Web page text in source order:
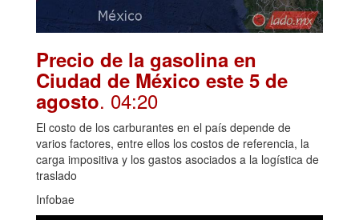
Precio de la gasolina en
Ciudad de México este 5 de
agosto. 04:20
El costo de los carburantes en el país depende de
varios factores, entre ellos los costos de referencia, la
carga impositiva y los gastos asociados a la logística de
traslado
Infobae